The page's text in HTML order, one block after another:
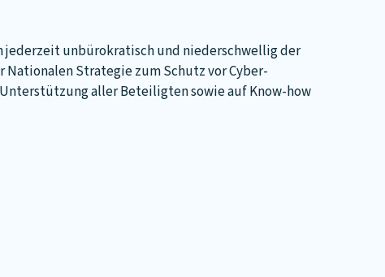
jederzeit unbürokratisch und niederschwellig der
Strategie zum Schutz vor Cyber-
aller Beteiligten sowie auf Know-how